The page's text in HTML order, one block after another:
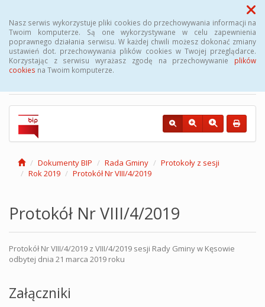
Nasz serwis wykorzystuje pliki cookies do przechowywania informacji na
Twoim komputerze. Są one wykorzystywane w celu zapewnienia
poprawnego działania serwisu. W każdej chwili możesz dokonać zmiany
ustawień dot. przechowywania plików cookies w Twojej przeglądarce.
Korzystając z serwisu wyrażasz zgodę na przechowywanie plików
cookies na Twoim komputerze.
Menu
Biuletyn Informacji
Publicznej Gminy Kęsowo
Dokumenty BIP Rada Gminy
Protokoły z sesji
Rok 2019
Protokół Nr VIII/4/2019
Protokół Nr VIII/4/2019
Protokół Nr VIII/4/2019 z VIII/4/2019 sesji Rady Gminy w Kęsowie
odbytej dnia 21 marca 2019 roku
Załączniki